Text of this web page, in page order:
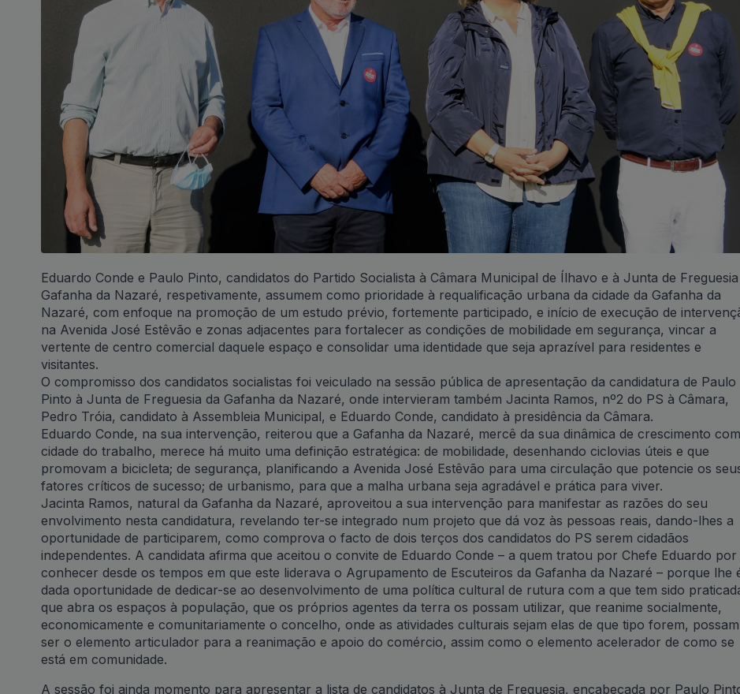
Eduardo Conde e Paulo Pinto, candidatos do Partido Socialista à Câmara Municipal de Ílhavo e à Junta de
Gafanha da Nazaré, respetivamente, assumem como prioridade à requalificação urbana da cidade da Gafanha da
Nazaré, com enfoque na promoção de um estudo prévio, fortemente participado, e início de execução de
na Avenida José Estêvão e zonas adjacentes para fortalecer as condições de mobilidade em segurança, vincar a
vertente de centro comercial daquele espaço e consolidar uma identidade que seja aprazível para residentes e
visitantes.
O compromisso dos candidatos socialistas foi veiculado na sessão pública de apresentação da candidatura de Paulo
Pinto à Junta de Freguesia da Gafanha da Nazaré, onde intervieram também Jacinta Ramos, nº2 do PS à Câmara,
Pedro Tróia, candidato à Assembleia Municipal, e Eduardo Conde, candidato à presidência da Câmara.
Eduardo Conde, na sua intervenção, reiterou que a Gafanha da Nazaré, mercê da sua dinâmica de crescimento
cidade do trabalho, merece há muito uma definição estratégica: de mobilidade, desenhando ciclovias úteis e que
promovam a bicicleta; de segurança, planificando a Avenida José Estêvão para uma circulação que potencie os
fatores críticos de sucesso; de urbanismo, para que a malha urbana seja agradável e prática para viver.
Jacinta Ramos, natural da Gafanha da Nazaré, aproveitou a sua intervenção para manifestar as razões do seu
envolvimento nesta candidatura, revelando ter-se integrado num projeto que dá voz às pessoas reais, dando-lhes a
oportunidade de participarem, como comprova o facto de dois terços dos candidatos do PS serem cidadãos
independentes. A candidata afirma que aceitou o convite de Eduardo Conde – a quem tratou por Chefe Eduardo por
conhecer desde os tempos em que este liderava o Agrupamento de Escuteiros da Gafanha da Nazaré – porque lhe
dada oportunidade de dedicar-se ao desenvolvimento de uma política cultural de rutura com a que tem sido
que abra os espaços à população, que os próprios agentes da terra os possam utilizar, que reanime socialmente,
economicamente e comunitariamente o concelho, onde as atividades culturais sejam elas de que tipo forem, possam
ser o elemento articulador para a reanimação e apoio do comércio, assim como o elemento acelerador de como se
está em comunidade.
A sessão foi ainda momento para apresentar a lista de candidatos à Junta de Freguesia, encabeçada por Paulo